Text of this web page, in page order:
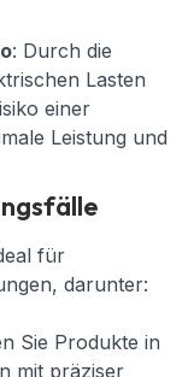
: Durch die
Lasten
einer
Leistung und
für
darunter:
Sie Produkte in
mit präziser